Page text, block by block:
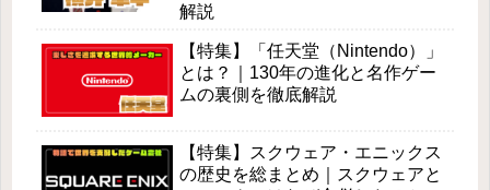
解説
【特集】「任天堂（Nintendo）」
とは？｜130年の進化と名作ゲー
ムの裏側を徹底解説
【特集】スクウェア・エニックス
の歴史を総まとめ｜スクウェアと